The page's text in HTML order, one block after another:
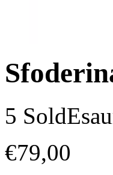
5 Sold
€79,00